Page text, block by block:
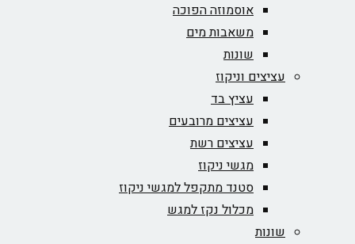
אוסמוזה הפוכה
משאבות מים
שונות
עציצים וניקוז
עציץ בד
עציצים מרובעים
עציצים רשת
מגשי ניקוז
סטנד מתקפל למגשי ניקוז
מכלול נקז למגש
שונות